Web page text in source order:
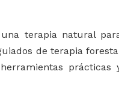
terapia natural
de terapia
prácticas